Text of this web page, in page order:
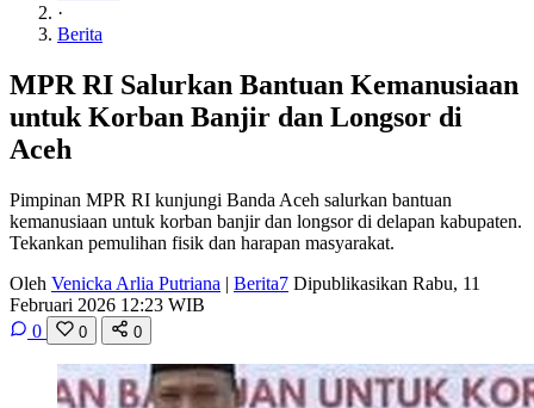
·
Berita
MPR RI Salurkan Bantuan Kemanusiaan
untuk Korban Banjir dan Longsor di
Aceh
Pimpinan MPR RI kunjungi Banda Aceh salurkan bantuan
kemanusiaan untuk korban banjir dan longsor di delapan kabupaten.
Tekankan pemulihan fisik dan harapan masyarakat.
Oleh Venicka Arlia Putriana | Berita7 Dipublikasikan Rabu, 11
Februari 2026 12:23 WIB
0
0 0